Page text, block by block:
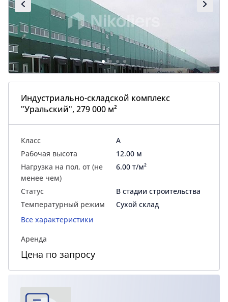
Индустриально-складской комплекс
"Уральский", 279 000 м²
Класс
A
Рабочая высота
12.00 м
Нагрузка на пол, от (не
менее чем)
6.00 т/м²
Статус
В стадии строительства
Температурный режим
Сухой склад
Все характеристики
Аренда
Цена по запросу